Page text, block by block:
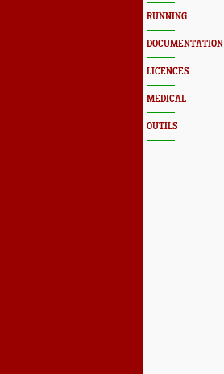
RUNNING
DOCUMENTATION
LICENCES
MEDICAL
OUTILS